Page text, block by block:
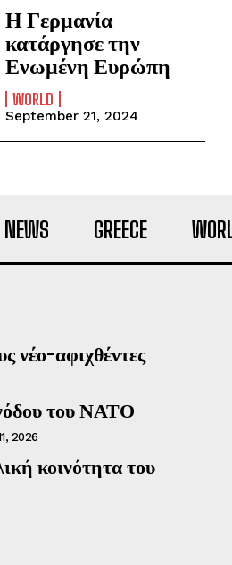
Η Γερμανία
κατάργησε την
Ενωμένη Ευρώπη
WORLD
September 21, 2024
NEWS GREECE
νέο-αφιχθέντες
του ΝΑΤΟ
2026
κοινότητα του